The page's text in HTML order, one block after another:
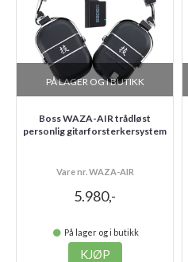
PÅ LAGER OG I BUTIKK
Boss WAZA-AIR trådløst
personlig gitarforsterkersystem
Vare nr. WAZA-AIR
5.980,-
På lager og i butikk
KJØP